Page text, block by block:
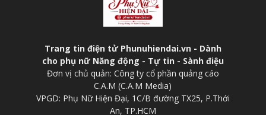
Trang tin điện tử Phunuhiendai.vn - Dành
cho phụ nữ Năng động - Tự tin - Sành điệu
Đơn vị chủ quản: Công ty cổ phần quảng cáo
C.A.M (C.A.M Media)
VPGD: Phụ Nữ Hiện Đại, 1C/B đường TX25, P.Thới
An, TP.HCM